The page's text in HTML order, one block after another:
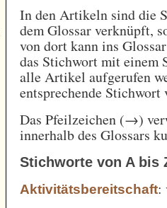
In den Artikeln sind die
dem Glossar verknüpft,
von dort kann ins
das Stichwort mit einem
alle Artikel aufgerufen
entsprechende Stichwort
Das Pfeilzeichen (→)
innerhalb des Glossars
Stichworte von A bis
Aktivitätsbereitschaft: